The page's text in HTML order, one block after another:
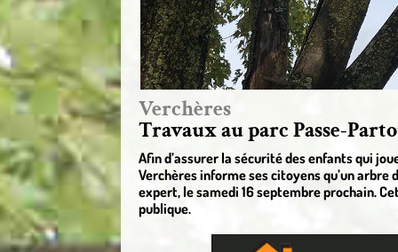
Verchères
Travaux au parc Passe-
Afin d’assurer la sécurité des enfants qui
Verchères informe ses citoyens qu’un
expert, le samedi 16 septembre prochain.
publique.